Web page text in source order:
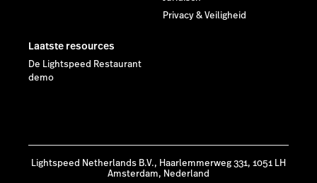
Privacy & Veiligheid
Laatste resources
De Lightspeed Restaurant
demo
Lightspeed Netherlands B.V., Haarlemmerweg 331, 1051 LH
Amsterdam, Nederland